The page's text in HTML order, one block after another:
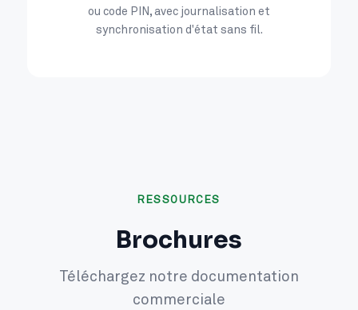
ou code PIN, avec journalisation et
synchronisation d'état sans fil.
RESSOURCES
Brochures
Téléchargez notre documentation
commerciale